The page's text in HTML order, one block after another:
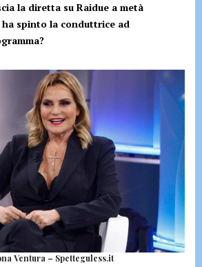
la diretta su Raidue a metà
ha spinto la conduttrice ad
Ventura – Spetteguless.it